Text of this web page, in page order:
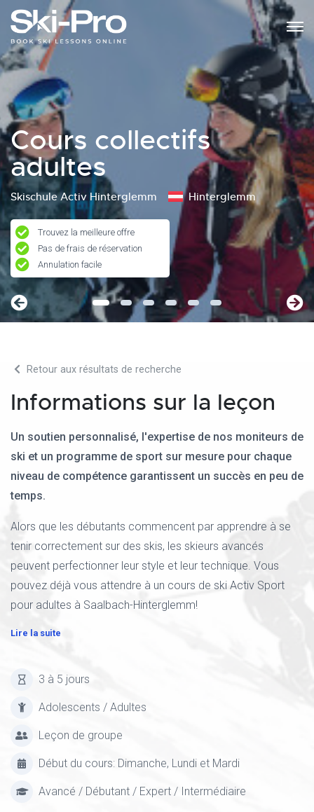
Cours collectifs
adultes
Skischule Activ Hinterglemm Hinterglemm
Trouvez la meilleure offre
Pas de frais de réservation
Annulation facile
Retour aux résultats de recherche
Informations sur la leçon
Un soutien personnalisé, l'expertise de nos moniteurs de
ski et un programme de sport sur mesure pour chaque
niveau de compétence garantissent un succès en peu de
temps.
Alors que les débutants commencent par apprendre à se
tenir correctement sur des skis, les skieurs avancés
peuvent perfectionner leur style et leur technique. Vous
pouvez déjà vous attendre à un cours de ski Activ Sport
pour adultes à Saalbach-Hinterglemm!
Lire la suite
3 à 5 jours
Adolescents / Adultes
Leçon de groupe
Début du cours: Dimanche, Lundi et Mardi
Avancé / Débutant / Expert / Intermédiaire